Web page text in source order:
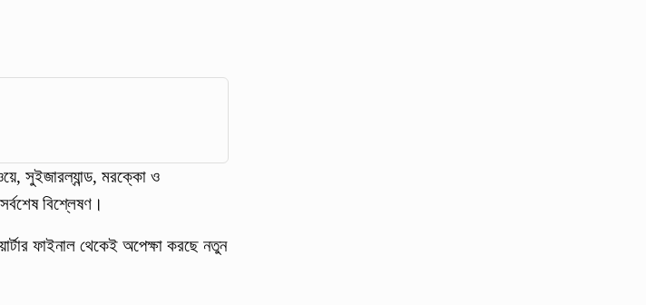
সুইজারল্যান্ড, মরক্কো ও
বিশ্লেষণ।
ফাইনাল থেকেই অপেক্ষা করছে নতুন